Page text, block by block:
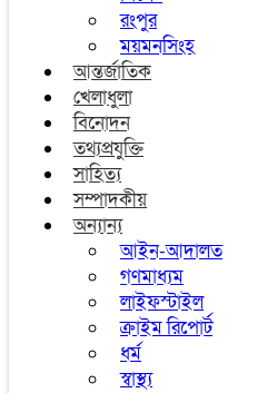
রংপুর
ময়মনসিংহ
আন্তর্জাতিক
খেলাধুলা
বিনোদন
তথ্যপ্রযুক্তি
সাহিত্য
সম্পাদকীয়
অন্যান্য
আইন-আদালত
গণমাধ্যম
লাইফস্টাইল
ক্রাইম রিপোর্ট
ধর্ম
স্বাস্থ্য